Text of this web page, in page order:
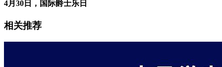
4月30日，国际爵士乐日
相关推荐